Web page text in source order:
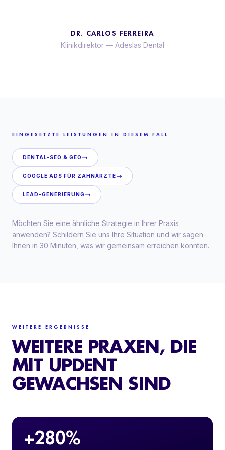
DR. CARLOS FERREIRA
Klinikdirektor — Adeslas Dental
EINGESETZTE LEISTUNGEN IN DIESEM FALL
DENTAL-SEO & GEO
GOOGLE ADS FÜR ZAHNÄRZTE
LEAD-GENERIERUNG
Möchten Sie eine ähnliche Strategie in Ihrer Praxis
anwenden? Schildern Sie uns Ihre Situation und wir sagen
Ihnen in 30 Minuten, was wir gemeinsam erreichen könnten.
WEITERE ERGEBNISSE
WEITERE PRAXEN, DIE
MIT UPDENT
GEWACHSEN SIND
+280%